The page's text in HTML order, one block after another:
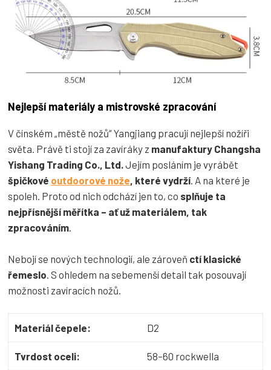
Nejlepší materiály a mistrovské zpracování
V čínském „městě nožů“ Yangjiang pracují nejlepší nožíři
světa. Právě ti stojí za zavíráky z manufaktury Changsha
Yishang Trading Co., Ltd. Jejím posláním je vyrábět
špičkové outdoorové nože , které vydrží . A na které je
spoleh. Proto od nich odchází jen to, co splňuje ta
nejpřísnější měřítka – ať už materiálem, tak
zpracováním
Nebojí se nových technologií, ale zároveň ctí klasické
řemeslo . S ohledem na sebemenší detail tak posouvají
možnosti zavíracích nožů.
Materiál čepele: D2
Tvrdost oceli: 58–60 rockwella